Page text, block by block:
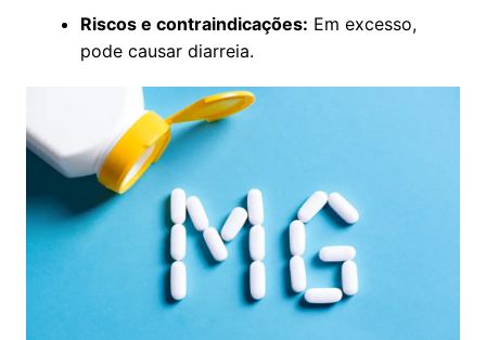
Riscos e contraindicações: Em excesso,
pode causar diarreia.